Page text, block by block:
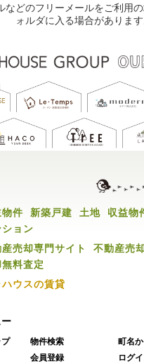
などのフリーメールをご利用
ォルダに入る場合があります
件 新築戸建 土地 収益物
ション
売却専門サイト
不動産売
料査定
ハウスの賃貸
プ 物件検索
町名
会員登録
ログ